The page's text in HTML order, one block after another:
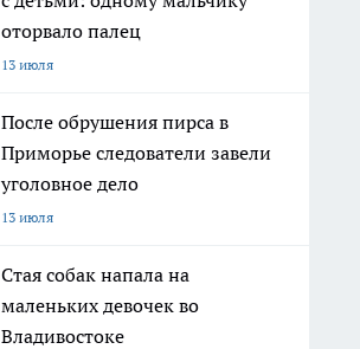
оторвало палец
13 июля
После обрушения пирса в
Приморье следователи завели
уголовное дело
13 июля
Стая собак напала на
маленьких девочек во
Владивостоке